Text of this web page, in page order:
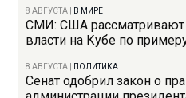
8 АВГУСТА В МИРЕ
СМИ: США
власти на Кубе по
8 АВГУСТА ПОЛИТИКА
Сенат одобрил закон о